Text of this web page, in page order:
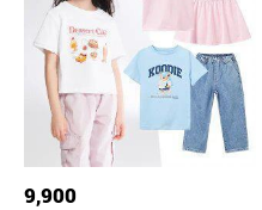
9,900